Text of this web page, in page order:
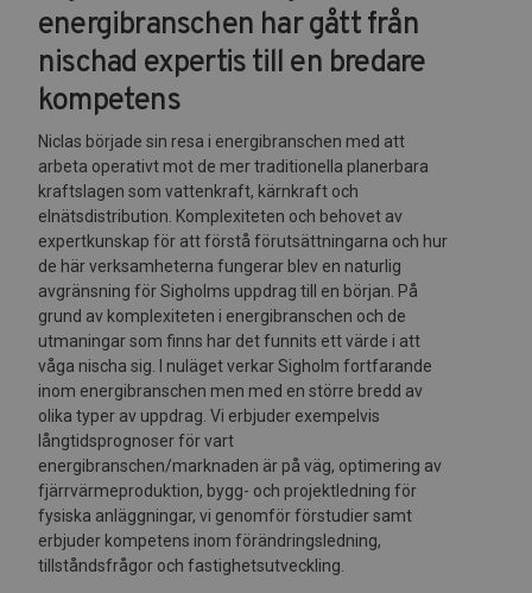
energibranschen har gått från
nischad expertis till en bredare
kompetens
Niclas började sin resa i energibranschen med att
arbeta operativt mot de mer traditionella planerbara
kraftslagen som vattenkraft, kärnkraft och
elnätsdistribution. Komplexiteten och behovet av
expertkunskap för att förstå förutsättningarna och hur
de här verksamheterna fungerar blev en naturlig
avgränsning för Sigholms uppdrag till en början. På
grund av komplexiteten i energibranschen och de
utmaningar som finns har det funnits ett värde i att
våga nischa sig. I nuläget verkar Sigholm fortfarande
inom energibranschen men med en större bredd av
olika typer av uppdrag. Vi erbjuder exempelvis
långtidsprognoser för vart
energibranschen/marknaden är på väg, optimering av
fjärrvärmeproduktion, bygg- och projektledning för
fysiska anläggningar, vi genomför förstudier samt
erbjuder kompetens inom förändringsledning,
tillståndsfrågor och fastighetsutveckling.